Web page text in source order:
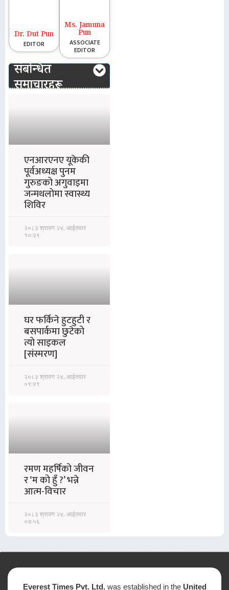
Dr. Dut Pun
EDITOR
Ms. Jamuna
Pun
ASSOCIATE
EDITOR
संबन्धित
समाचारहरू
एनआरएनए यूकेकी
पूर्वअध्यक्ष पुनम
गुरुङको अगुवाइमा
जन्मथलोमा स्वास्थ्य
शिविर
२०८३ श्रावण २४, आईतवार
१०:३९
घर फर्किने हुटहुटी र
बसपार्कमा छुटेको
त्यो साइकल
[संस्मरण]
२०८३ श्रावण २४, आईतवार
०९:४९
रमण महर्षिको जीवन
र ‘म को हुँ ?’ भन्ने
आत्म-विचार
२०८३ श्रावण २४, आईतवार
०७:५६
Everest Times Pvt. Ltd. was established in the United